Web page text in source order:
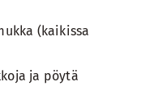
(kaikissa
ja pöytä